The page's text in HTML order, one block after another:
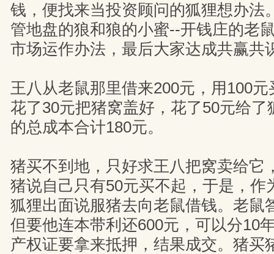
钱，便找来当投资顾问的狐狸想办法
管地盘的狼和狼的小蜜--开钱庄的老
市场运作办法，最后大家达成共赢
王八从老鼠那里借来200元，用100
花了30元把猪窝盖好，花了50元给了
的总成本合计180元。
猪买不到地，只好求王八把窝卖给它
猪说自己只有50元买不起，于是，作
狐狸出面说服猪去向老鼠借钱。老鼠
但要他连本带利还600元，可以分10
产权证要拿来抵押，结果成交。猪买